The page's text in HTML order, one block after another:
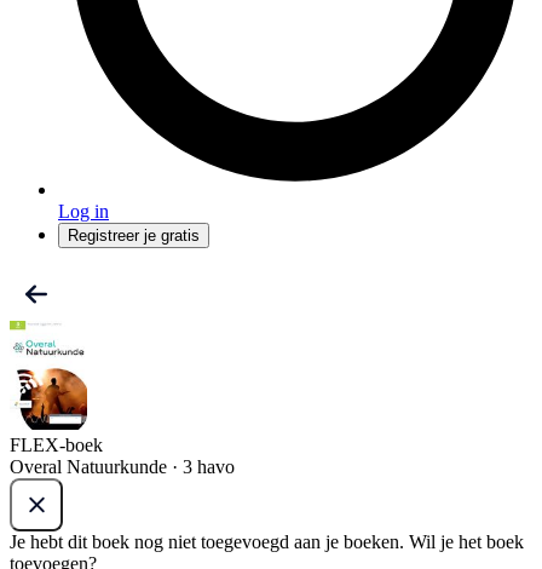
Log in
Registreer je gratis
FLEX-boek
Overal Natuurkunde · 3 havo
Je hebt dit boek nog niet toegevoegd aan je boeken. Wil je het boek
toevoegen?